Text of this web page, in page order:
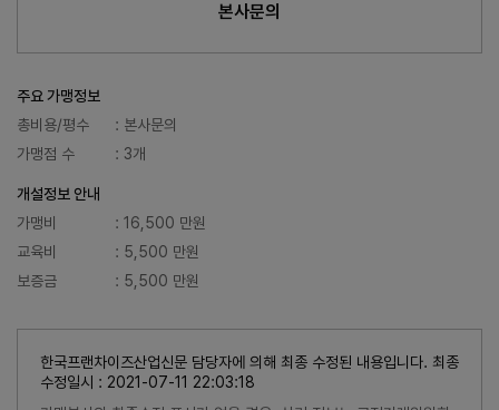
본사문의
주요 가맹정보
총비용/평수
: 본사문의
가맹점 수
: 3개
개설정보 안내
가맹비
: 16,500 만원
교육비
: 5,500 만원
보증금
: 5,500 만원
한국프랜차이즈산업신문 담당자에 의해 최종 수정된 내용입니다. 최종
수정일시 : 2021-07-11 22:03:18